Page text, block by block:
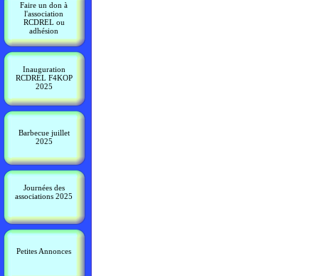
Faire un don à
l'association
RCDREL ou
adhésion
Inauguration
RCDREL F4KOP
2025
Barbecue juillet
2025
Journées des
associations 2025
Petites Annonces